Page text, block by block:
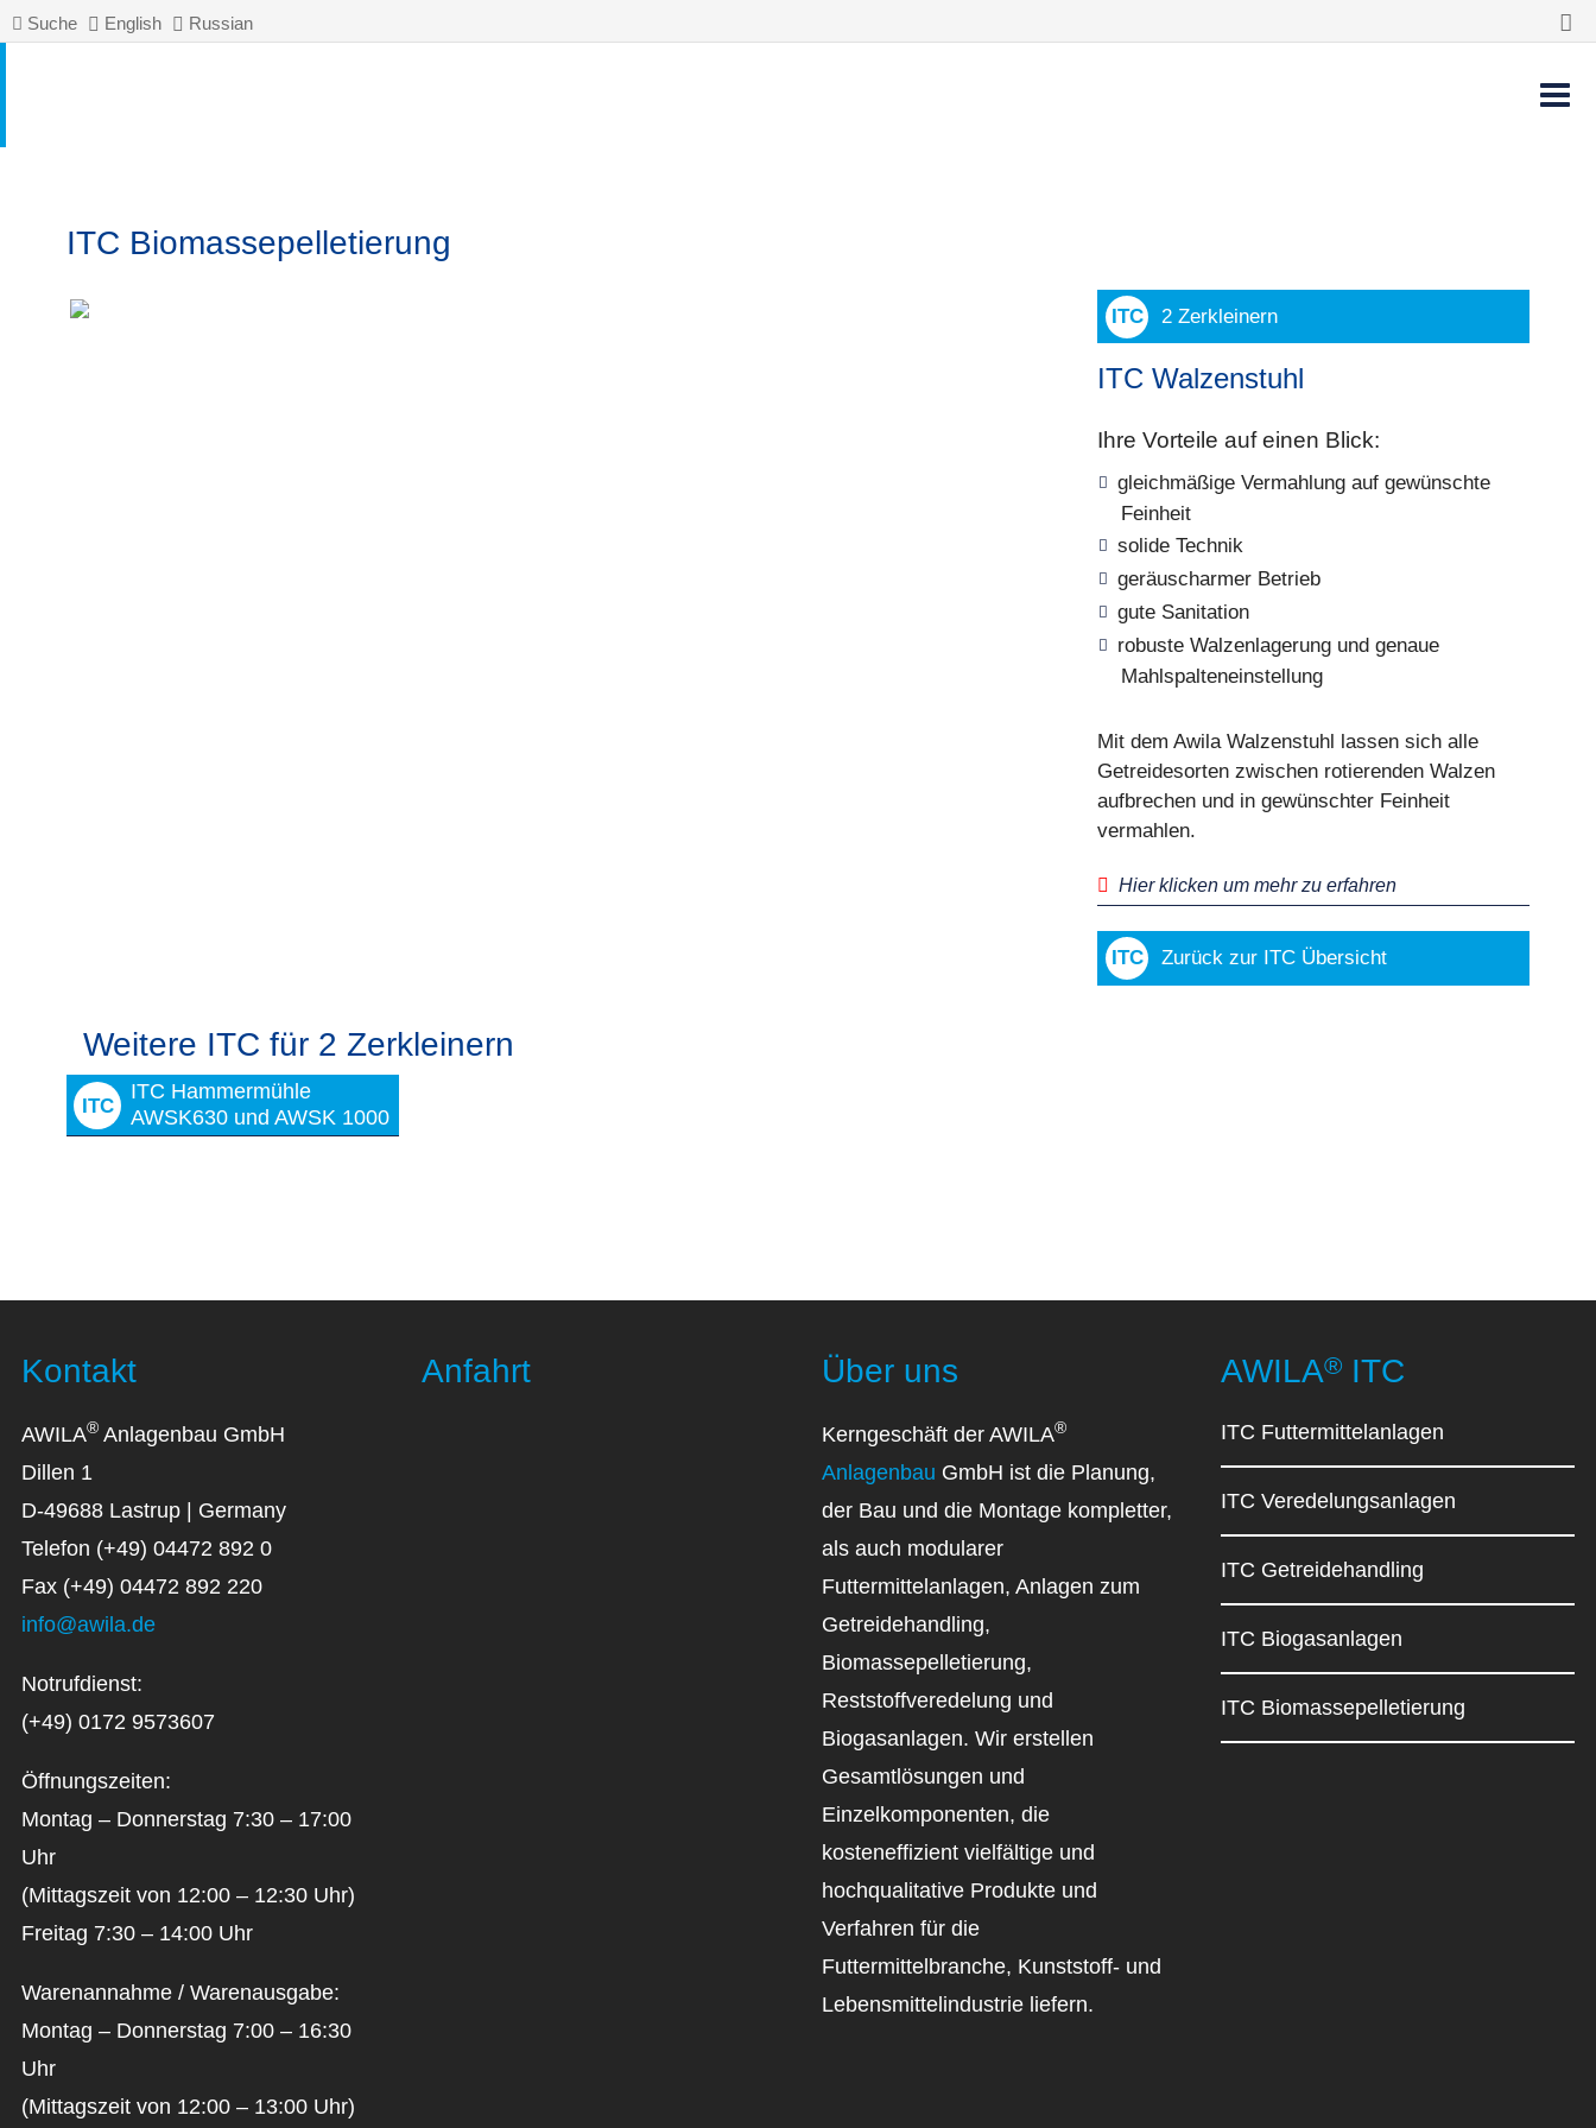
Suche English Russian
ITC Biomassepelletierung
2 Zerkleinern
ITC Walzenstuhl
Ihre Vorteile auf einen Blick:
gleichmäßige Vermahlung auf gewünschte
Feinheit
solide Technik
geräuscharmer Betrieb
gute Sanitation
robuste Walzenlagerung und genaue
Mahlspalteneinstellung
Mit dem Awila Walzenstuhl lassen sich alle
Getreidesorten zwischen rotierenden Walzen
aufbrechen und in gewünschter Feinheit
vermahlen.
Hier klicken um mehr zu erfahren
Zurück zur ITC Übersicht
Weitere ITC für 2 Zerkleinern
ITC
ITC Hammermühle
AWSK630 und AWSK 1000
Kontakt
AWILA® Anlagenbau GmbH
Dillen 1
D-49688 Lastrup | Germany
Telefon (+49) 04472 892 0
Fax (+49) 04472 892 220
info@awila.de
Notrufdienst:
(+49) 0172 9573607
Öffnungszeiten:
Montag – Donnerstag 7:30 – 17:00
Uhr
(Mittagszeit von 12:00 – 12:30 Uhr)
Freitag 7:30 – 14:00 Uhr
Warenannahme / Warenausgabe:
Montag – Donnerstag 7:00 – 16:30
Uhr
(Mittagszeit von 12:00 – 13:00 Uhr)
Anfahrt Über uns
Kerngeschäft der AWILA®
Anlagenbau GmbH ist die Planung,
der Bau und die Montage kompletter,
als auch modularer
Futtermittelanlagen, Anlagen zum
Getreidehandling,
Biomassepelletierung,
Reststoffveredelung und
Biogasanlagen. Wir erstellen
Gesamtlösungen und
Einzelkomponenten, die
kosteneffizient vielfältige und
hochqualitative Produkte und
Verfahren für die
Futtermittelbranche, Kunststoff- und
Lebensmittelindustrie liefern.
AWILA® ITC
ITC Futtermittelanlagen
ITC Veredelungsanlagen
ITC Getreidehandling
ITC Biogasanlagen
ITC Biomassepelletierung